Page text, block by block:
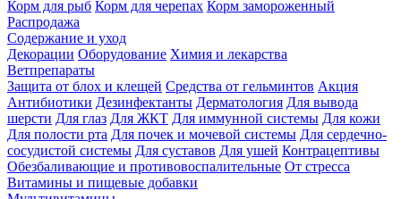
Корм для рыб Корм для черепах Корм замороженный
Распродажа
Содержание и уход
Декорации Оборудование Химия и лекарства
Ветпрепараты
Защита от блох и клещей Средства от гельминтов Акция
Антибиотики Дезинфектанты Дерматология Для вывода
шерсти Для глаз Для ЖКТ Для иммунной системы Для кожи
Для полости рта Для почек и мочевой системы Для сердечно-
сосудистой системы Для суставов Для ушей Контрацептивы
Обезбаливающие и противовоспалительные От стресса
Витамины и пищевые добавки